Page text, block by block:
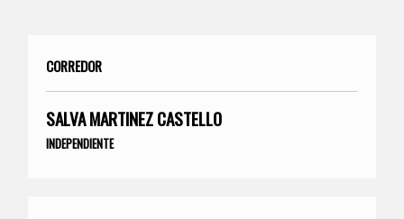
CORREDOR
SALVA MARTINEZ CASTELLO
INDEPENDIENTE